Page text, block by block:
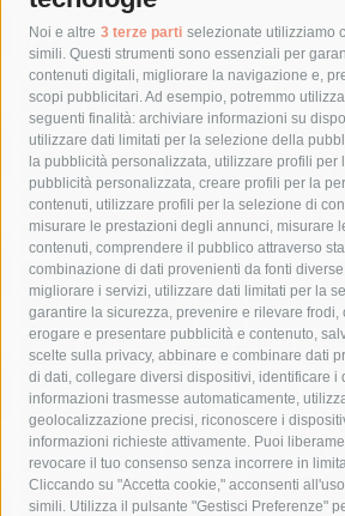
Noi e altre 3 terze parti selezionate utilizziamo
simili. Questi strumenti sono essenziali per
contenuti digitali, migliorare la navigazione e,
scopi pubblicitari. Ad esempio, potremmo
seguenti finalità: archiviare informazioni su
utilizzare dati limitati per la selezione della
la pubblicità personalizzata, utilizzare profili per
pubblicità personalizzata, creare profili per la
contenuti, utilizzare profili per la selezione di
misurare le prestazioni degli annunci, misurare
contenuti, comprendere il pubblico attraverso
combinazione di dati provenienti da fonti
migliorare i servizi, utilizzare dati limitati per la
garantire la sicurezza, prevenire e rilevare frodi,
erogare e presentare pubblicità e contenuto,
scelte sulla privacy, abbinare e combinare dati
di dati, collegare diversi dispositivi, identificare i
informazioni trasmesse automaticamente,
geolocalizzazione precisi, riconoscere i
informazioni richieste attivamente. Puoi
revocare il tuo consenso senza incorrere in
Cliccando su "Accetta cookie," acconsenti
simili. Utilizza il pulsante "Gestisci Preferenze"
Tag
acqua allerta meteo
anas
area marina protetta di punta campanella
Asl Napoli 3 sud
capitaneria di porto
castellammare di stabia
comune di sorrento
concerto
contagi
costiera amalfitana
covid-19 eav
fondazione sorrento
gori guardia
lavori
lorenzo balducelli mare
massimo coppola
Meta napoli
penisola sorrentina
piano di sorrento
protezione civile
Regione Campania
sindaco cuomo
sorrento studenti